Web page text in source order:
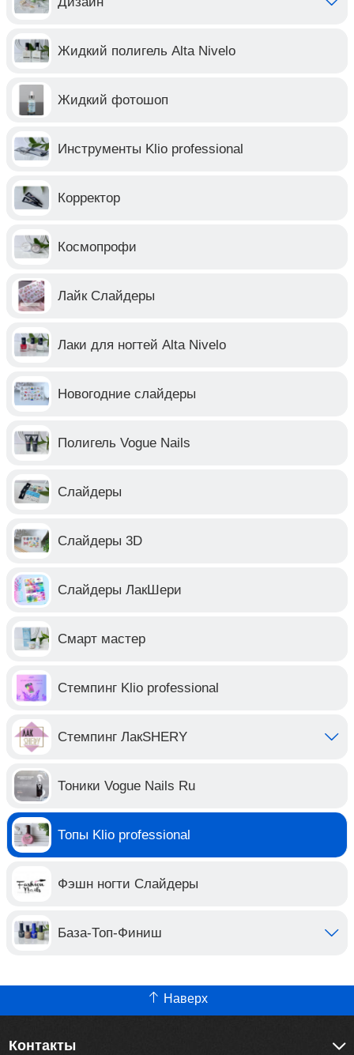
Жидкий полигель Alta Nivelo
Жидкий фотошоп
Инструменты Klio professional
Корректор
Космопрофи
Лайк Слайдеры
Лаки для ногтей Alta Nivelo
Новогодние слайдеры
Полигель Vogue Nails
Слайдеры
Слайдеры 3D
Слайдеры ЛакШери
Смарт мастер
Стемпинг Klio professional
Стемпинг ЛакSHERY
Тоники Vogue Nails Ru
Топы Klio professional
Фэшн ногти Слайдеры
База-Топ-Финиш
Наверх
Контакты